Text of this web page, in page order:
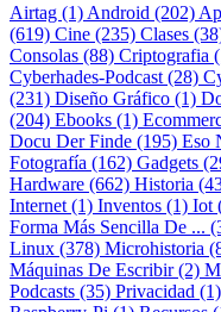
Airtag (1) Android (202)
(619) Cine (235) Clases
Consolas (88) Criptografia
Cyberhades-Podcast (28)
(231) Diseño Gráfico (1)
(204) Ebooks (1)
Docu Der Finde (195) Eso
Fotografía (162) Gadgets
Hardware (662) Historia
Internet (1) Inventos (1) Iot
Forma Más Sencilla De ...
Linux (378) Microhistoria
Máquinas De Escribir (2)
Podcasts (35) Privacidad (1)